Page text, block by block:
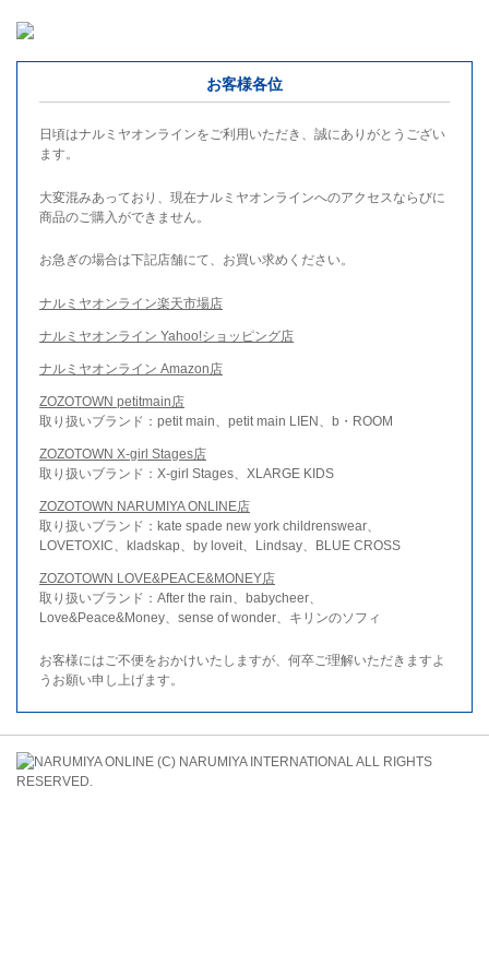
お客様各位
日頃はナルミヤオンラインをご利用いただき、誠にありがとうござい
ます。
大変混みあっており、現在ナルミヤオンラインへのアクセスならびに
商品のご購入ができません。
お急ぎの場合は下記店舗にて、お買い求めください。
ナルミヤオンライン楽天市場店
ナルミヤオンライン Yahoo!ショッピング店
ナルミヤオンライン Amazon店
ZOZOTOWN petitmain店
取り扱いブランド：petit main、petit main LIEN、b・ROOM
ZOZOTOWN X-girl Stages店
取り扱いブランド：X-girl Stages、XLARGE KIDS
ZOZOTOWN NARUMIYA ONLINE店
取り扱いブランド：kate spade new york childrenswear、
LOVETOXIC、kladskap、by loveit、Lindsay、BLUE CROSS
ZOZOTOWN LOVE&PEACE&MONEY店
取り扱いブランド：After the rain、babycheer、
Love&Peace&Money、sense of wonder、キリンのソフィ
お客様にはご不便をおかけいたしますが、何卒ご理解いただきますよ
うお願い申し上げます。